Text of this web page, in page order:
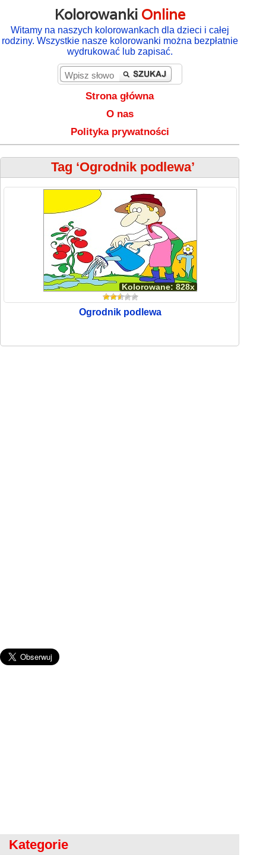
Kolorowanki Online
Witamy na naszych kolorowankach dla dzieci i całej
rodziny. Wszystkie nasze kolorowanki można bezpłatnie
wydrukować lub zapisać.
Strona główna
O nas
Polityka prywatności
Tag ‘Ogrodnik podlewa’
Kolorowane: 828x
Ogrodnik podlewa
Kategorie